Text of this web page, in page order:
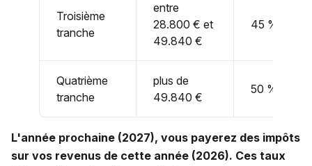
Troisième
tranche
entre
28.800 € et
49.840 €
45 %
Quatrième
tranche
plus de
49.840 €
50 %
L'année prochaine (2027), vous payerez des impôts
sur vos revenus de cette année (2026). Ces taux